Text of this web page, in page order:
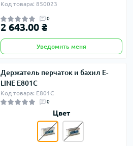
Код товара: 850023
0
2 643.00 ₴
Уведомить меня
Держатель перчаток и бахил E-
LINE E801C
Код товара: E801C
0
Цвет